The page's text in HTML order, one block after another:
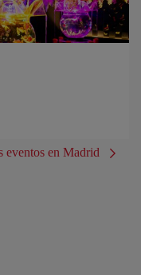
eventos en Madrid